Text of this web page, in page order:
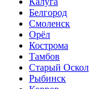
Белгород
Смоленск
Орёл
Кострома
Тамбов
Старый Оскол
Рыбинск